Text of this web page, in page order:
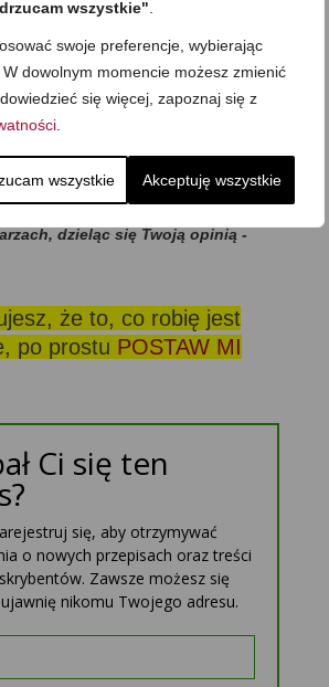
wszystkie"
swoje preferencje, wybierając
. W dowolnym momencie możesz zmienić
się więcej, zapoznaj się z
wszystkie Akceptuję wszystkie
o przygotowaniu filmu o
które robię w ten sposób.
znajomym i/lub wpisz kilka
dzieląc się Twoją opinią -
że to, co robię jest
po prostu POSTAW MI
Ci się ten
się, aby otrzymywać
o nowych przepisach oraz treści
Zawsze możesz się
nikomu Twojego adresu.